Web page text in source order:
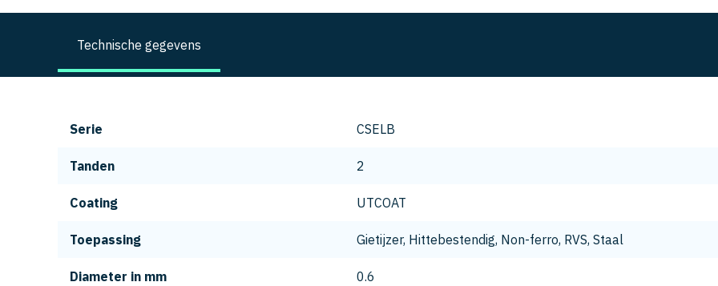
Technische gegevens
Serie CSELB
Tanden 2
Coating UTCOAT
Toepassing Gietijzer, Hittebestendig, Non-ferro, RVS, Staal
Diameter in mm 0.6